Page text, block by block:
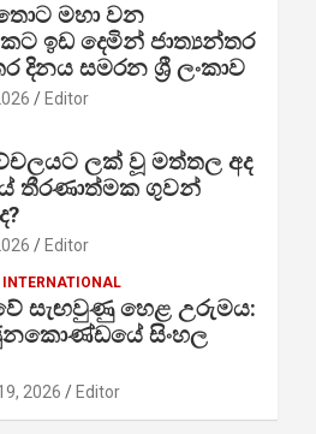
මහා වන
ඉඩ දෙමින් ජාත්‍යන්තර
දිනය සමරන ශ්‍රී ලංකාව
Editor
ලක් වූ මත්තල අද
තීරණාත්මක ගුවන්
Editor
INTERNATIONAL
සැඟවුණු හෙළ උරුමය:
සිංහල
2026 Editor